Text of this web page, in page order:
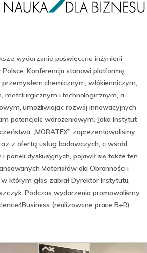
wydarzenie poświęcone inżynierii
Polsce. Konferencja stanowi platformę
chemicznym, włókienniczym,
metalurgicznym i technologicznym, a
umożliwiając rozwój innowacyjnych
potencjale wdrożeniowym. Jako Instytut
„MORATEX” zaprezentowaliśmy
z ofertą usług badawczych, a wśród
paneli dyskusyjnych, pojawił się także ten
Materiałów dla Obronności i
którym głos zabrał Dyrektor Instytutu,
Podczas wydarzenia promowaliśmy
(realizowane prace B+R).